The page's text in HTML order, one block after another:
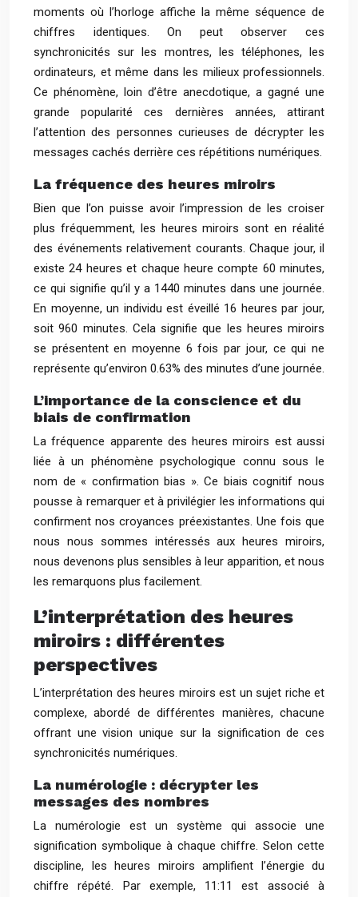
moments où l’horloge affiche la même séquence de
chiffres identiques. On peut observer ces
synchronicités sur les montres, les téléphones, les
ordinateurs, et même dans les milieux professionnels.
Ce phénomène, loin d’être anecdotique, a gagné une
grande popularité ces dernières années, attirant
l’attention des personnes curieuses de décrypter les
messages cachés derrière ces répétitions numériques.
La fréquence des heures miroirs
Bien que l’on puisse avoir l’impression de les croiser
plus fréquemment, les heures miroirs sont en réalité
des événements relativement courants. Chaque jour, il
existe 24 heures et chaque heure compte 60 minutes,
ce qui signifie qu’il y a 1440 minutes dans une journée.
En moyenne, un individu est éveillé 16 heures par jour,
soit 960 minutes. Cela signifie que les heures miroirs
se présentent en moyenne 6 fois par jour, ce qui ne
représente qu’environ 0.63% des minutes d’une journée.
L’importance de la conscience et du
biais de confirmation
La fréquence apparente des heures miroirs est aussi
liée à un phénomène psychologique connu sous le
nom de « confirmation bias ». Ce biais cognitif nous
pousse à remarquer et à privilégier les informations qui
confirment nos croyances préexistantes. Une fois que
nous nous sommes intéressés aux heures miroirs,
nous devenons plus sensibles à leur apparition, et nous
les remarquons plus facilement.
L’interprétation des heures
miroirs : différentes
perspectives
L’interprétation des heures miroirs est un sujet riche et
complexe, abordé de différentes manières, chacune
offrant une vision unique sur la signification de ces
synchronicités numériques.
La numérologie : décrypter les
messages des nombres
La numérologie est un système qui associe une
signification symbolique à chaque chiffre. Selon cette
discipline, les heures miroirs amplifient l’énergie du
chiffre répété. Par exemple, 11:11 est associé à